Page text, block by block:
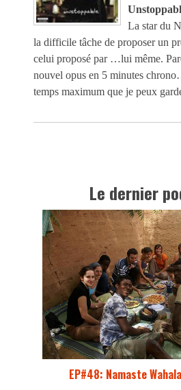
La star du
la difficile tâche de proposer un
celui proposé par …lui même.
nouvel opus en 5 minutes
temps maximum que je peux
Le dernier
EP#48: Namaste